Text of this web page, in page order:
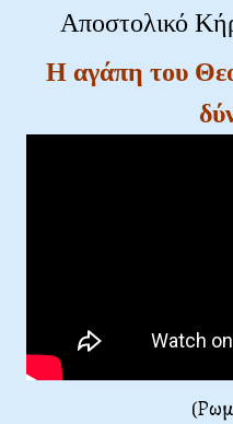
Αποστολικό
Η αγάπη του